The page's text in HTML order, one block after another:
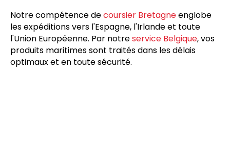
Notre compétence decoursier Bretagneenglobe
les expéditions vers l'Espagne, l'Irlande et toute
l'Union Européenne. Par notreservice Belgique, vos
produits maritimes sont traités dans les délais
optimaux et en toute sécurité.